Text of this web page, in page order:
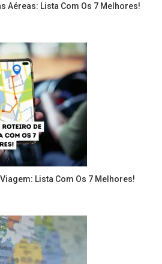
Aéreas: Lista Com Os 7 Melhores!
Lista Com Os 7 Melhores!